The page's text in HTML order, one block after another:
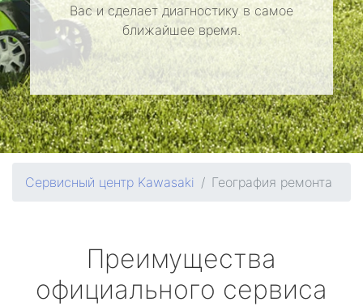
Вас и сделает диагностику в самое
ближайшее время.
Сервисный центр Kawasaki География ремонта
Преимущества
официального сервиса